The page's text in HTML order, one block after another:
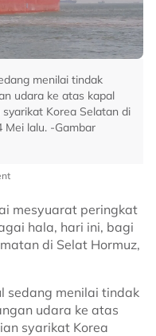
menilai tindak
udara ke atas kapal
Korea Selatan di
Mei lalu. -Gambar
mesyuarat peringkat
hala, hari ini, bagi
di Selat Hormuz,
sedang menilai tindak
udara ke atas
syarikat Korea